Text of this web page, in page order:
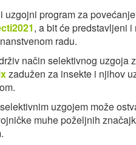
program za
, a bit će predstavljeni
radu.
način selektivnog uzgoja
zadužen za insekte i njihov
uzgojem može
muhe poželjnih